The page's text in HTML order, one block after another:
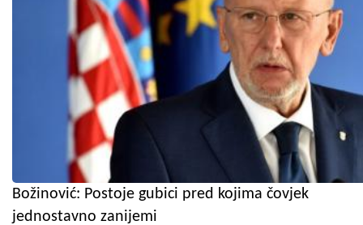
Božinović: Postoje gubici pred kojima čovjek
jednostavno zanijemi